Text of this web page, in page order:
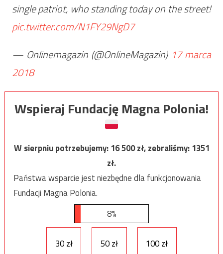
single patriot, who standing today on the street!
pic.twitter.com/N1FY29NgD7
— Onlinemagazin (@OnlineMagazin) 17 marca
2018
Wspieraj Fundację Magna Polonia!
W sierpniu potrzebujemy:16 500zł, zebraliśmy:1351
zł.
Państwa wsparcie jest niezbędne dla funkcjonowania
Fundacji Magna Polonia.
8%
30 zł 50 zł 100 zł